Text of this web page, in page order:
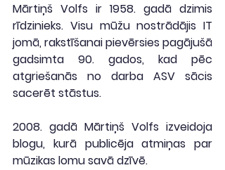
Mārtiņš Volfs ir 1958. gadā dzimis
rīdzinieks. Visu mūžu nostrādājis IT
jomā, rakstīšanai pievērsies pagājušā
gadsimta 90. gados, kad pēc
atgriešanās no darba ASV sācis
sacerēt stāstus.
2008. gadā Mārtiņš Volfs izveidoja
blogu, kurā publicēja atmiņas par
mūzikas lomu savā dzīvē.